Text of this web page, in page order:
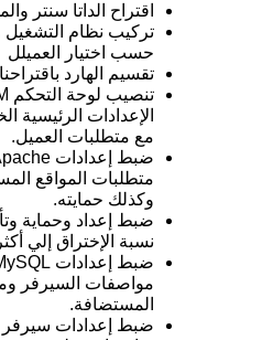
اقتراح الداتا سنتر
تركيب نظام التشغيل
حسب اختيار العميلل
تقسيم الهارد
الإعدادات الرئيسية
مع متطلبات العميل.
متطلبات المواقع
وكذلك حمايته.
نسبة الإختراق إلي أكثر
مواصفات السيرفر
المستضافة.